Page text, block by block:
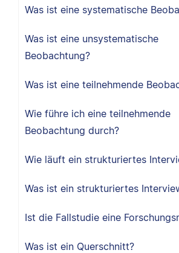
Was ist eine systematische
Was ist eine unsystematische
Beobachtung?
Was ist eine teilnehmende
Wie führe ich eine teilnehmende
Beobachtung durch?
Wie läuft ein strukturiertes
Was ist ein strukturiertes
Ist die Fallstudie eine
Was ist ein Querschnitt?